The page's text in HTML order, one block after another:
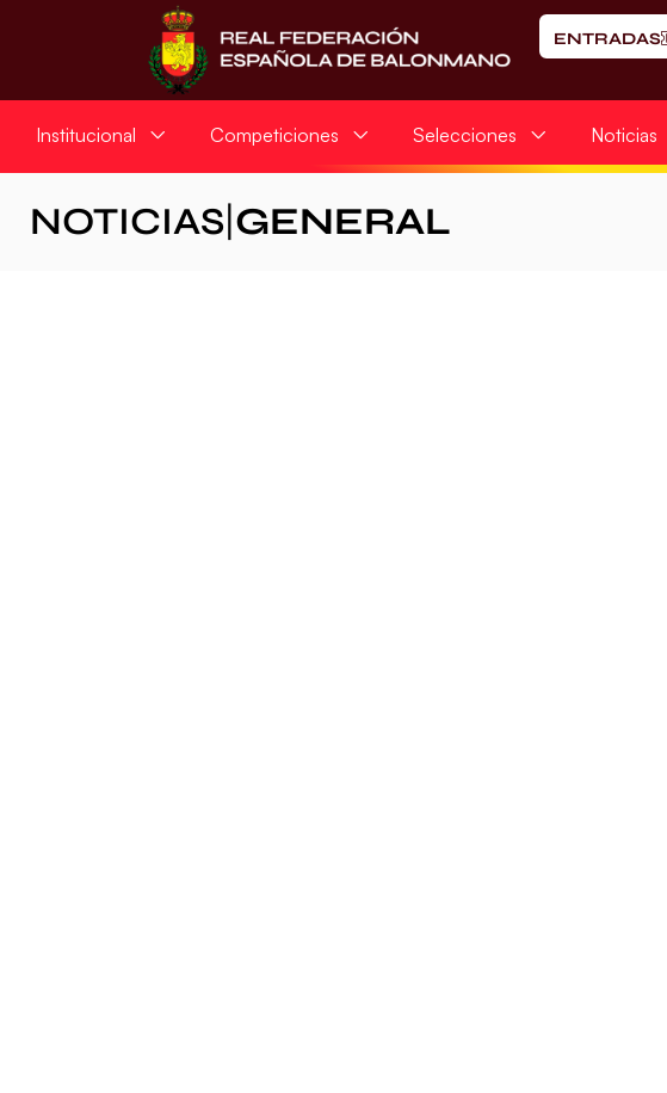
ENTRADAS
Institucional Competiciones Selecciones Noticias
NOTICIAS GENERAL